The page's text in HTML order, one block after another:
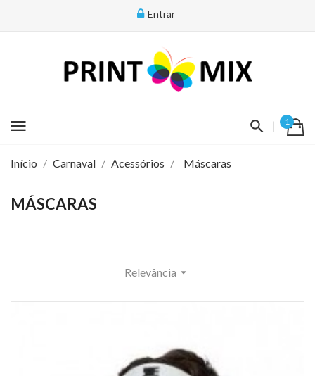
Entrar
menu 1
Início Carnaval Acessórios Máscaras
MÁSCARAS
Relevância arrow_drop_down